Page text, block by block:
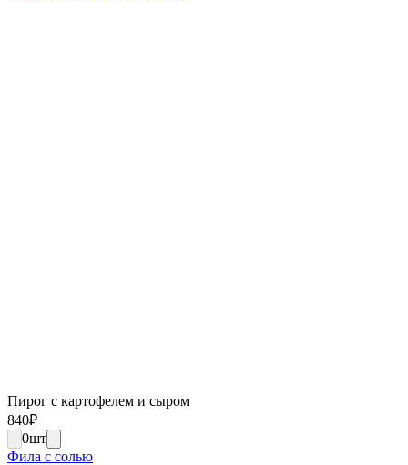
Пирог с картофелем и сыром
840₽
0шт
Фила с солью